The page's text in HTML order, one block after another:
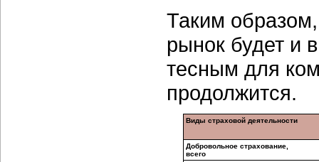
Таким
рынок будет и
тесным для
продолжится.
Виды страховой деятельности
Добровольное страхование,
всего